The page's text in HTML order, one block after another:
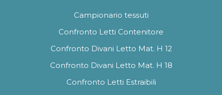
Campionario tessuti
Confronto Letti Contenitore
Confronto Divani Letto Mat. H 12
Confronto Divani Letto Mat. H 18
Confronto Letti Estraibili